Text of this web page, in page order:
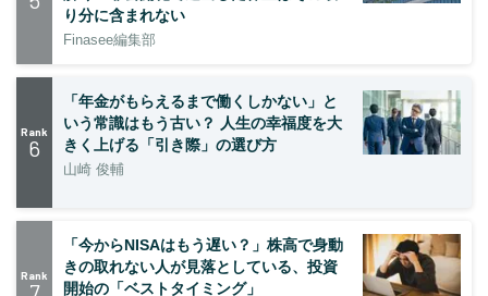
り分に含まれない
Finasee編集部
Rank
6
「年金がもらえるまで働くしかない」と
いう常識はもう古い？ 人生の幸福度を大
きく上げる「引き際」の選び方
山崎 俊輔
Rank
「今からNISAはもう遅い？」株高で身動
きの取れない人が見落としている、投資
開始の「ベストタイミング」